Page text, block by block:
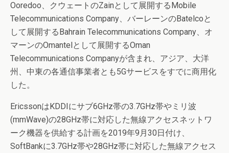
Ooredoo、クウェートのZainとして展開するMobile
Telecommunications Company、バーレーンのBatelcoと
して展開するBahrain Telecommunications Company、オ
マーンのOmantelとして展開するOman
Telecommunications Companyが含まれ、アジア、大洋
州、中東の各通信事業者とも5Gサービスをすでに商用化
した。
EricssonはKDDIにサブ6GHz帯の3.7GHz帯やミリ波
(mmWave)の28GHz帯に対応した無線アクセスネットワ
ーク機器を供給する計画を2019年9月30日付け、
SoftBankに3.7GHz帯や28GHz帯に対応した無線アクセス